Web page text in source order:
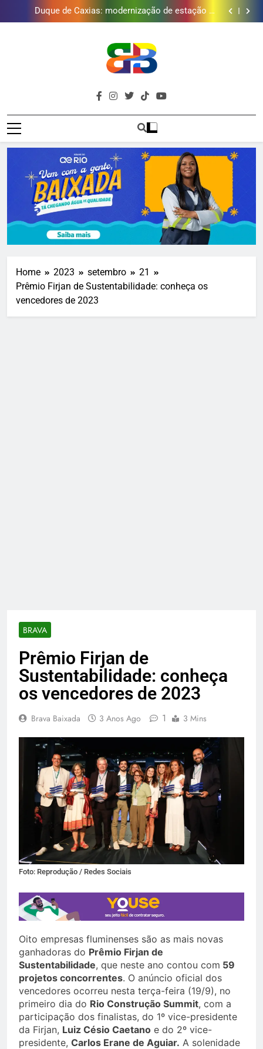
tratamento reforça abastecimento de água
Guanabara tem diversas opções de vinhos para
presentear o seu pai. Descubra como escolher o que
Gastro Samba reúne Nosso Sentimento e Gustavo
Golfe e fortalece projeto que atende 140 crianças
Duque de Caxias: modernização de estação de
tratamento reforça abastecimento de água
Guanabara tem diversas opções de vinhos para
presentear o seu pai. Descubra como escolher o que
mais combina com ele
Gastro Samba reúne Nosso Sentimento e Gustavo
Lins em Nova Iguaçu neste fim de semana
Brava
Baixada
Baixada Fluminense Em Destaque!
Home 2023 setembro
21
Prêmio Firjan de Sustentabilidade: conheça os
vencedores de 2023
BRAVA
Prêmio Firjan de
Sustentabilidade: conheça
os vencedores de 2023
Brava Baixada 3 Anos Ago 1 3 Mins
Foto: Reprodução / Redes Sociais
Oito empresas fluminenses são as mais novas
ganhadoras do Prêmio Firjan de
Sustentabilidade, que neste ano contou com 59
projetos concorrentes. O anúncio oficial dos
vencedores ocorreu nesta terça-feira (19/9), no
primeiro dia do Rio Construção Summit, com a
participação dos finalistas, do 1º vice-presidente
da Firjan, Luiz Césio Caetano e do 2º vice-
presidente, Carlos Erane de Aguiar. A solenidade